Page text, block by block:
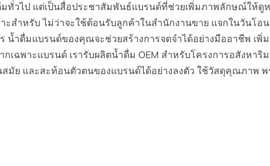
มทั่วไป แต่เป็นสื่อประชาสัมพันธ์แบรนด์ที่ช่วยเพิ่มภาพลักษณ์ให้ดู
ะสำหรับ ไม่ว่าจะใช้ต้อนรับลูกค้าในสำนักงานขาย แจกในวันโอ
น้ำดื่มแบรนด์ของคุณจะช่วยสร้างการจดจำได้อย่างมืออาชีพ เพิ่
กเฉพาะแบรนด์ เรารับผลิตน้ำดื่ม OEM สำหรับโครงการอสังหาริ
มัย และสะท้อนตัวตนของแบรนด์ได้อย่างลงตัว ใช้วัสดุคุณภาพ